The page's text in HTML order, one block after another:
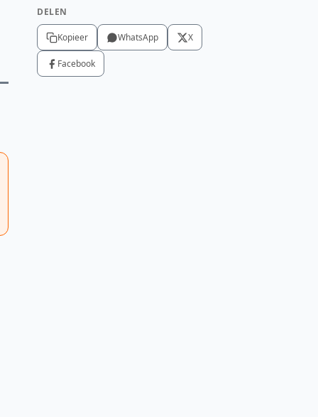
DELEN
Kopieer WhatsApp X
Facebook